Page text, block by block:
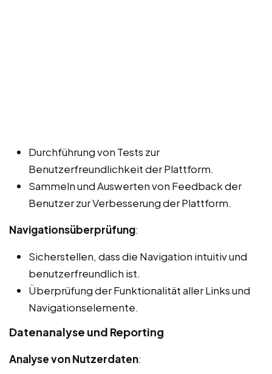
Durchführung von Tests zur
Benutzerfreundlichkeit der Plattform.
Sammeln und Auswerten von Feedback der
Benutzer zur Verbesserung der Plattform.
Navigationsüberprüfung:
Sicherstellen, dass die Navigation intuitiv und
benutzerfreundlich ist.
Überprüfung der Funktionalität aller Links und
Navigationselemente.
Datenanalyse und Reporting
Analyse von Nutzerdaten: